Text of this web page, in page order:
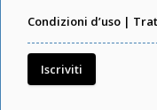
Condizioni d’uso |
Iscriviti